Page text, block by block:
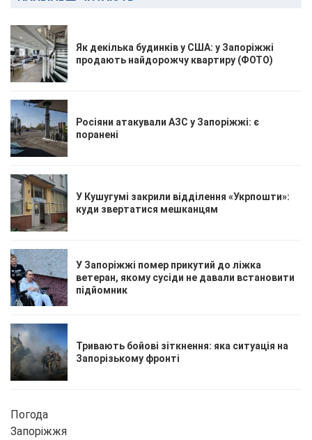
Як декілька будинків у США: у Запоріжжі
продають найдорожчу квартиру (ФОТО)
Росіяни атакували АЗС у Запоріжжі: є
поранені
У Кушугумі закрили відділення «Укрпошти»:
куди звертатися мешканцям
У Запоріжжі помер прикутий до ліжка
ветеран, якому сусіди не давали встановити
підйомник
Тривають бойові зіткнення: яка ситуація на
Запорізькому фронті
Погода
Запоріжжя